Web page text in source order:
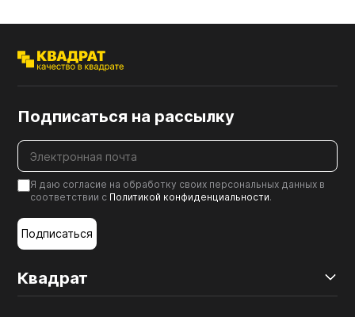
Квадрат
Подписаться на рассылку
Я даю согласие на обработку своих персональных данных в
соответствии с Политикой конфиденциальности.
Подписаться